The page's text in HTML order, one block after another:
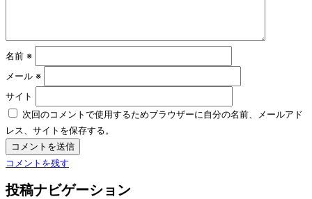
名前 ※
メール ※
サイト
次回のコメントで使用するためブラウザーに自分の名前、メールアド
レス、サイトを保存する。
コメントを残す
投稿ナビゲーション